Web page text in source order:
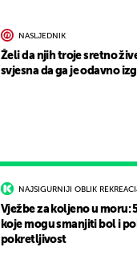
NAJSIGURNIJI OBLIK
Vježbe za koljeno u moru:
koje mogu smanjiti bol i
pokretljivost
NASLJEDNIK
Želi da njih troje sretno
svjesna da ga je odavno